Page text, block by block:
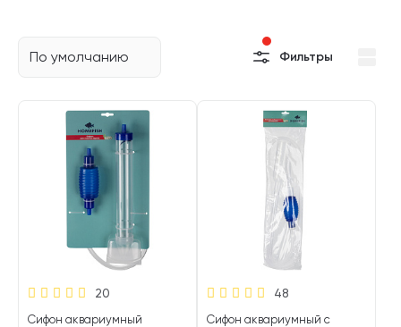
По умолчанию Фильтры
20
Сифон аквариумный
48
Сифон аквариумный с